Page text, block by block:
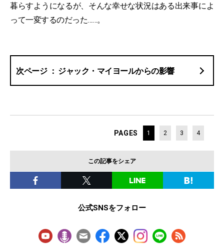
暮らすようになるが、そんな幸せな状況はある出来事によ
って一変するのだった……。
ジャック・マイヨールからの影響
PAGES 1 2 3 4
この記事をシェア
公式SNSをフォロー